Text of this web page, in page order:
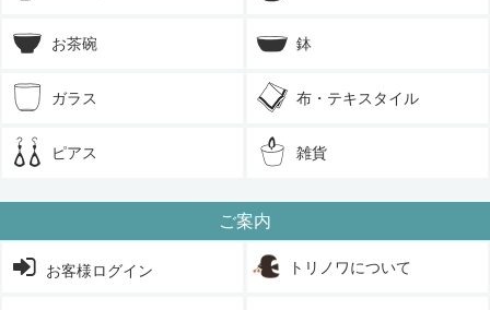
お茶碗 鉢
ガラス 布・テキスタイル
ピアス 雑貨
ご案内
お客様ログイン トリノワについて